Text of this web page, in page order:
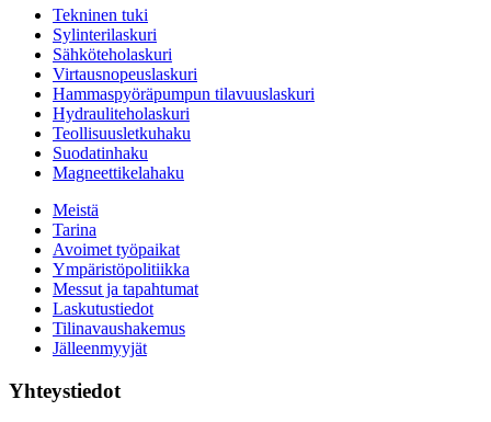
Tekninen tuki
Sylinterilaskuri
Sähköteholaskuri
Virtausnopeuslaskuri
Hammaspyöräpumpun tilavuuslaskuri
Hydrauliteholaskuri
Teollisuusletkuhaku
Suodatinhaku
Magneettikelahaku
Meistä
Tarina
Avoimet työpaikat
Ympäristöpolitiikka
Messut ja tapahtumat
Laskutustiedot
Tilinavaushakemus
Jälleenmyyjät
Yhteystiedot